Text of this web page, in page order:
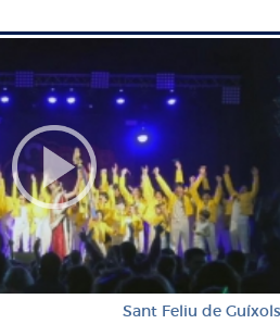
Sant Feliu de Guíxols